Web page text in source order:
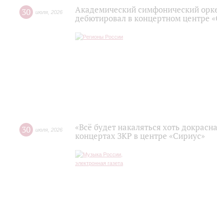
30 июля 2026
Академический симфонический
дебютировал в концертном центре
30 июля 2026
«Всё будет накаляться хоть
концертах ЗКР в центре «Сириус»